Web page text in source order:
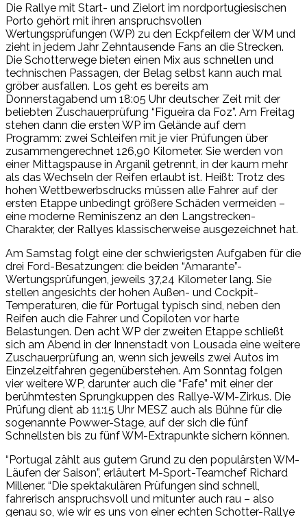
Die Rallye mit Start- und Zielort im nordportugiesischen
Porto gehört mit ihren anspruchsvollen
Wertungsprüfungen (WP) zu den Eckpfeilern der WM und
zieht in jedem Jahr Zehntausende Fans an die Strecken.
Die Schotterwege bieten einen Mix aus schnellen und
technischen Passagen, der Belag selbst kann auch mal
gröber ausfallen. Los geht es bereits am
Donnerstagabend um 18:05 Uhr deutscher Zeit mit der
beliebten Zuschauerprüfung “Figueira da Foz”. Am Freitag
stehen dann die ersten WP im Gelände auf dem
Programm: zwei Schleifen mit je vier Prüfungen über
zusammengerechnet 126,90 Kilometer. Sie werden von
einer Mittagspause in Arganil getrennt, in der kaum mehr
als das Wechseln der Reifen erlaubt ist. Heißt: Trotz des
hohen Wettbewerbsdrucks müssen alle Fahrer auf der
ersten Etappe unbedingt größere Schäden vermeiden –
eine moderne Reminiszenz an den Langstrecken-
Charakter, der Rallyes klassischerweise ausgezeichnet hat.
Am Samstag folgt eine der schwierigsten Aufgaben für die
drei Ford-Besatzungen: die beiden “Amarante”-
Wertungsprüfungen, jeweils 37,24 Kilometer lang. Sie
stellen angesichts der hohen Außen- und Cockpit-
Temperaturen, die für Portugal typisch sind, neben den
Reifen auch die Fahrer und Copiloten vor harte
Belastungen. Den acht WP der zweiten Etappe schließt
sich am Abend in der Innenstadt von Lousada eine weitere
Zuschauerprüfung an, wenn sich jeweils zwei Autos im
Einzelzeitfahren gegenüberstehen. Am Sonntag folgen
vier weitere WP, darunter auch die “Fafe” mit einer der
berühmtesten Sprungkuppen des Rallye-WM-Zirkus. Die
Prüfung dient ab 11:15 Uhr MESZ auch als Bühne für die
sogenannte Powwer-Stage, auf der sich die fünf
Schnellsten bis zu fünf WM-Extrapunkte sichern können.
“Portugal zählt aus gutem Grund zu den populärsten WM-
Läufen der Saison”, erläutert M-Sport-Teamchef Richard
Millener. “Die spektakulären Prüfungen sind schnell,
fahrerisch anspruchsvoll und mitunter auch rau – also
genau so, wie wir es uns von einer echten Schotter-Rallye